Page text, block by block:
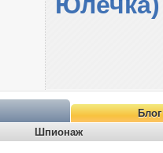
Шпионаж